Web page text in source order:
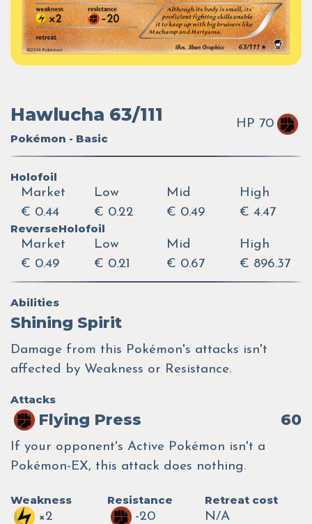
Hawlucha 63/111
Pokémon - Basic
HP 70
Holofoil
Market
€ 0.44
Low
€ 0.22
Mid
€ 0.49
High
€ 4.47
ReverseHolofoil
Market
€ 0.49
Low
€ 0.21
Mid
€ 0.67
High
€ 896.37
Abilities
Shining Spirit
Damage from this Pokémon's attacks isn't
affected by Weakness or Resistance.
Attacks
Flying Press 60
If your opponent's Active Pokémon isn't a
Pokémon-EX, this attack does nothing.
Weakness
×2
Resistance
-20
Retreat cost
N/A